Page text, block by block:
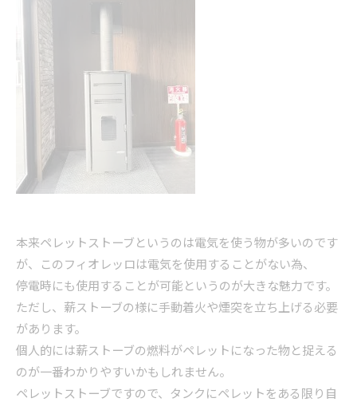
本来ペレットストーブというのは電気を使う物が多いのです
が、このフィオレッロは電気を使用することがない為、
停電時にも使用することが可能というのが大きな魅力です。
ただし、薪ストーブの様に手動着火や煙突を立ち上げる必要
があります。
個人的には薪ストーブの燃料がペレットになった物と捉える
のが一番わかりやすいかもしれません。
ペレットストーブですので、タンクにペレットをある限り自